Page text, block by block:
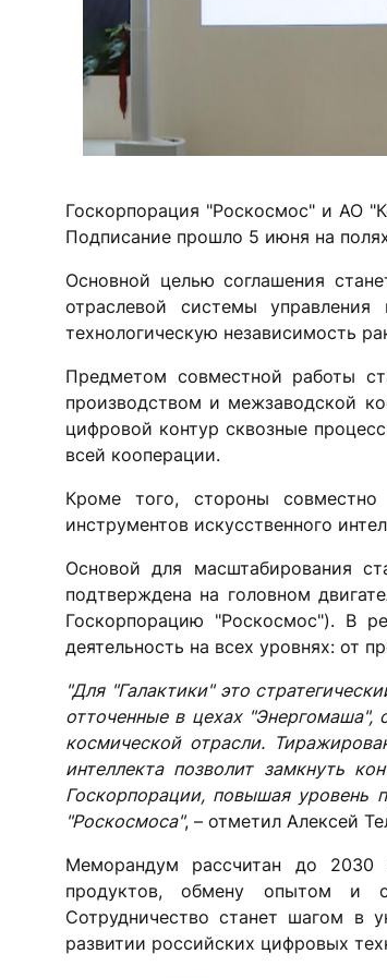
Госкорпорация "Роскосмос" и АО
Подписание прошло 5 июня на
Основной целью соглашения
отраслевой системы
технологическую независимость
Предметом совместной работы
производством и межзаводской
цифровой контур сквозные
всей кооперации.
Кроме того, стороны
инструментов искусственного
Основой для масштабирования
подтверждена на головном
Госкорпорацию "Роскосмос"). В
деятельность на всех уровнях: от
"Для "Галактики" это
отточенные в цехах "Энергомаша",
космической отрасли.
интеллекта позволит замкнуть
Госкорпорации, повышая уровень
"Роскосмоса", – отметил Алексей
Меморандум рассчитан до 2030
продуктов, обмену опытом и
Сотрудничество станет шагом в
развитии российских цифровых